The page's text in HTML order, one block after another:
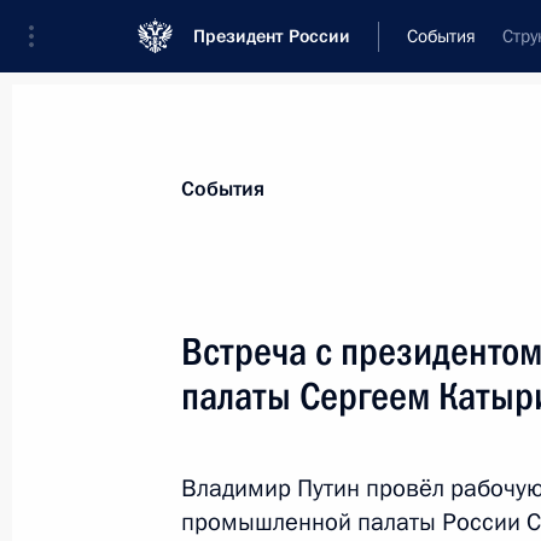
Президент России События
Новости
Послания Федеральному Собранию
Заявления по важнейшим вопросам
Речи и обращения
События
Встреча с
палаты Сергеем
Владимир Путин провёл
промышленной палаты России